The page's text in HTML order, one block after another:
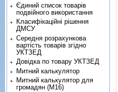
Єдиний список товарів
подвійного використання
Класифікаційні рішення
ДМСУ
Середня розрахункова
вартість товарів згідно
УКТЗЕД
Довідка по товару УКТЗЕД
Митний калькулятор
Митний калькулятор для
громадян (М16)